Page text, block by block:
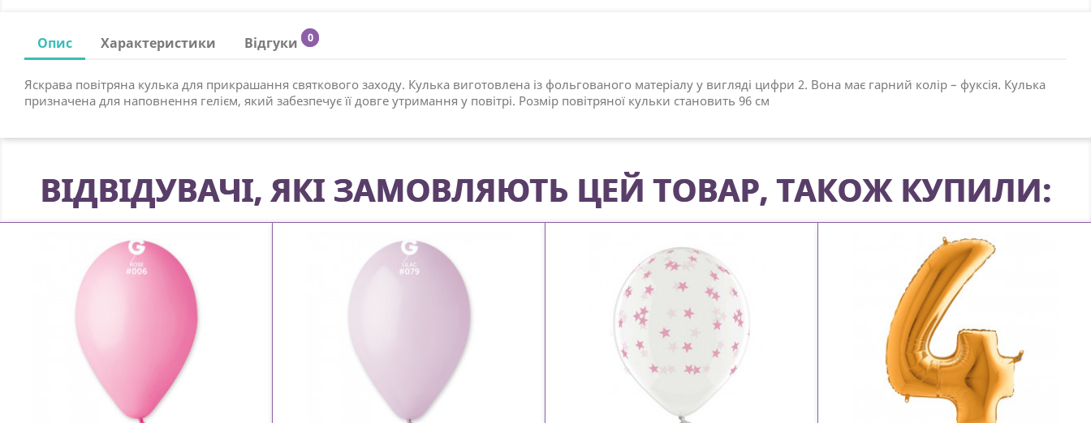
Опис Характеристики Відгуки 0
Яскрава повітряна кулька для прикрашання святкового заходу. Кулька виготовлена із фольгованого матеріалу у вигляді цифри 2. Вона має гарний колір – фуксія. Кулька
призначена для наповнення гелієм, який забезпечує її довге утримання у повітрі. Розмір повітряної кульки становить 96 см
ВІДВІДУВАЧІ, ЯКІ ЗАМОВЛЯЮТЬ ЦЕЙ ТОВАР, ТАКОЖ КУПИЛИ: